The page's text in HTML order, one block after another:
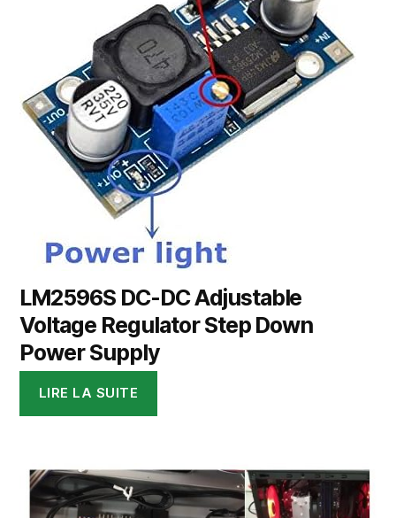
LM2596S DC-DC Adjustable
Voltage Regulator Step Down
Power Supply
LIRE LA SUITE